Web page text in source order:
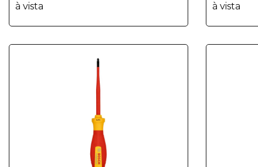
à vista
à vista